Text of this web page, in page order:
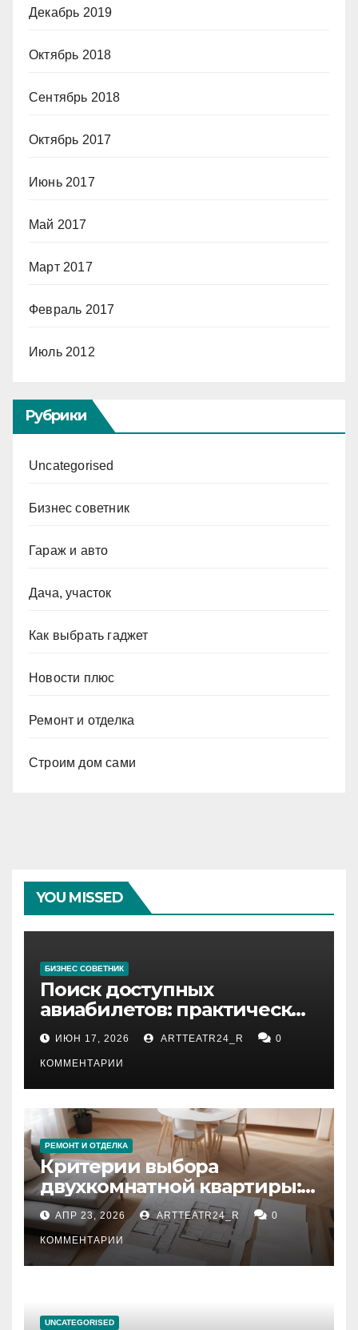
Декабрь 2019
Октябрь 2018
Сентябрь 2018
Октябрь 2017
Июнь 2017
Май 2017
Март 2017
Февраль 2017
Июль 2012
Рубрики
Uncategorised
Бизнес советник
Гараж и авто
Дача, участок
Как выбрать гаджет
Новости плюс
Ремонт и отделка
Строим дом сами
YOU MISSED
БИЗНЕС СОВЕТНИК
Поиск доступных
авиабилетов: практические
рекомендации
ИЮН 17, 2026 ARTTEATR24_R 0
КОММЕНТАРИИ
РЕМОНТ И ОТДЕЛКА
Критерии выбора
двухкомнатной квартиры:
планировка, площадь,
состояние и документация
АПР 23, 2026 ARTTEATR24_R 0
КОММЕНТАРИИ
UNCATEGORISED